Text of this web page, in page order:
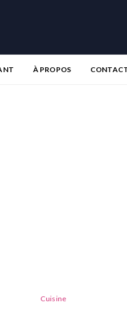
À PROPOS
Cuisine